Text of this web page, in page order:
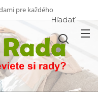
pre každého
Hľadať